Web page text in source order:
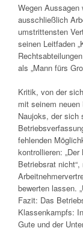
Wegen Aussagen
ausschließlich
umstrittensten
seinen Leitfaden
als „Mann fürs
Kritik, von der
mit seinem neuen
Naujoks, der sich
fehlenden
kontrollieren:
Betriebsrat
bewerten lassen.
Fazit: Das
Klassenkampfs:
Gute und der